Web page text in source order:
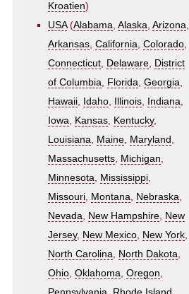
Kroatien)
USA(Alabama, Alaska, Arizona,
Arkansas, California, Colorado,
Connecticut, Delaware, District
of Columbia, Florida, Georgia,
Hawaii, Idaho, Illinois, Indiana,
Iowa, Kansas, Kentucky,
Louisiana, Maine, Maryland ,
Massachusetts, Michigan,
Minnesota, Mississippi,
Missouri, Montana, Nebraska,
Nevada, New Hampshire, New
Jersey, New Mexico, New York,
North Carolina, North Dakota,
Ohio, Oklahoma, Oregon,